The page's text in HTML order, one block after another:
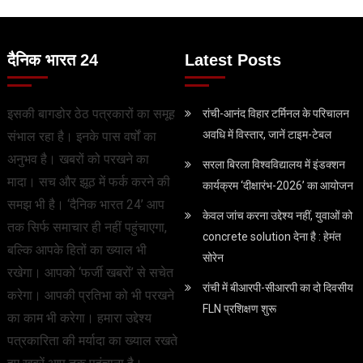
दैनिक भारत 24
इसकी बागडोर ठेठ पत्रकारों का समूह
संभाल रहा है। इनके पास वर्षों का
अनुभव है। खबरों को परखने का
मादा। सच और झूठ में फर्क करने की
समझ भी है। ‘दैनिक भारत 24’ आप
तक सिर्फ समाचार ही नहीं पहुंचाएगा,
बल्कि आपके हितों का ख्याल भी
रखेगा। आपको ‘फर्जी खबरों’ से सचेत
करेगा। आपकी प्रतिभा को भी परखने
का काम भी करेगा। हमारा उद्देश्य
पत्रकारिता की मर्यादा का ख्याल रखते
Latest Posts
रांची-आनंद विहार टर्मिनल के परिचालन
अवधि में विस्तार, जानें टाइम-टेबल
सरला बिरला विश्वविद्यालय में इंडक्शन
कार्यक्रम ‘दीक्षारंभ-2026’ का आयोजन
केवल जांच करना उद्देश्‍य नहीं, युवाओं को
concrete solution देना है : हेमंत
सोरेन
रांची में बीआरपी-सीआरपी का दो दिवसीय
FLN प्रशिक्षण शुरू